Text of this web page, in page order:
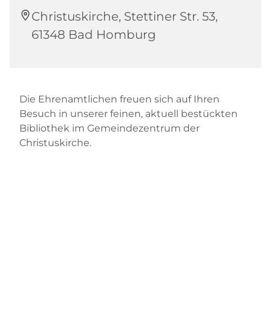
Christuskirche, Stettiner Str. 53,
61348 Bad Homburg
Die Ehrenamtlichen freuen sich auf Ihren
Besuch in unserer feinen, aktuell bestückten
Bibliothek im Gemeindezentrum der
Christuskirche.